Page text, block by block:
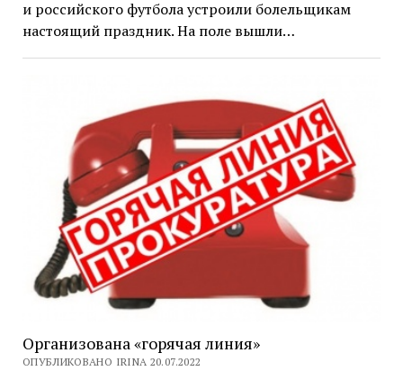
и российского футбола устроили болельщикам
настоящий праздник. На поле вышли…
Организована «горячая линия»
ОПУБЛИКОВАНО IRINA 20.07.2022